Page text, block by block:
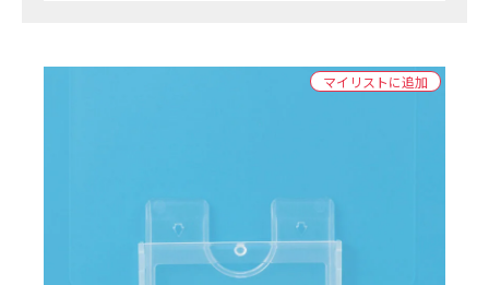
バイオ
マイリストに追加